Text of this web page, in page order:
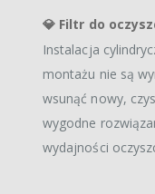
💎 Filtr do
Instalacja
montażu nie są
wsunąć nowy,
wygodne
wydajności